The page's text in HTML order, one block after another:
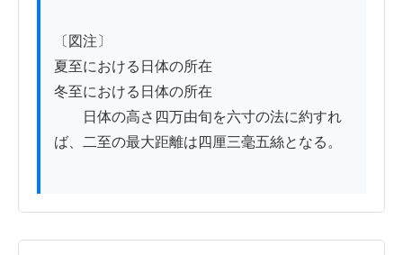
〔図注〕
夏至における日体の所在
冬至における日体の所在
日体の高さ四万由旬を六寸の法に約すれ
ば、二至の最大距離は四厘三毫五絲となる。